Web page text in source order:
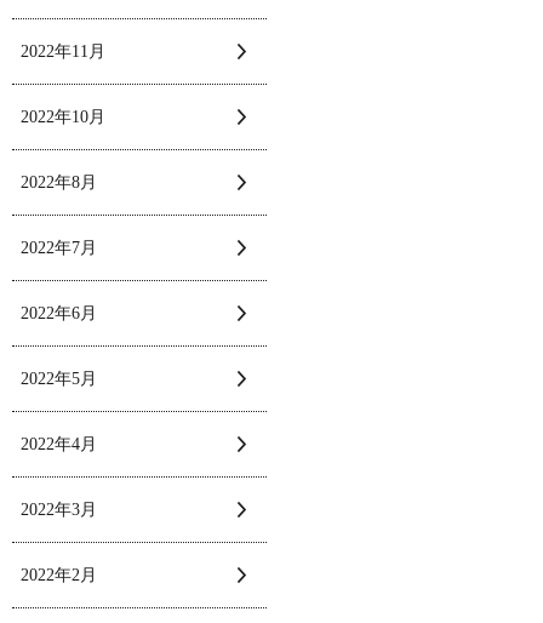
2022年11月
2022年10月
2022年8月
2022年7月
2022年6月
2022年5月
2022年4月
2022年3月
2022年2月